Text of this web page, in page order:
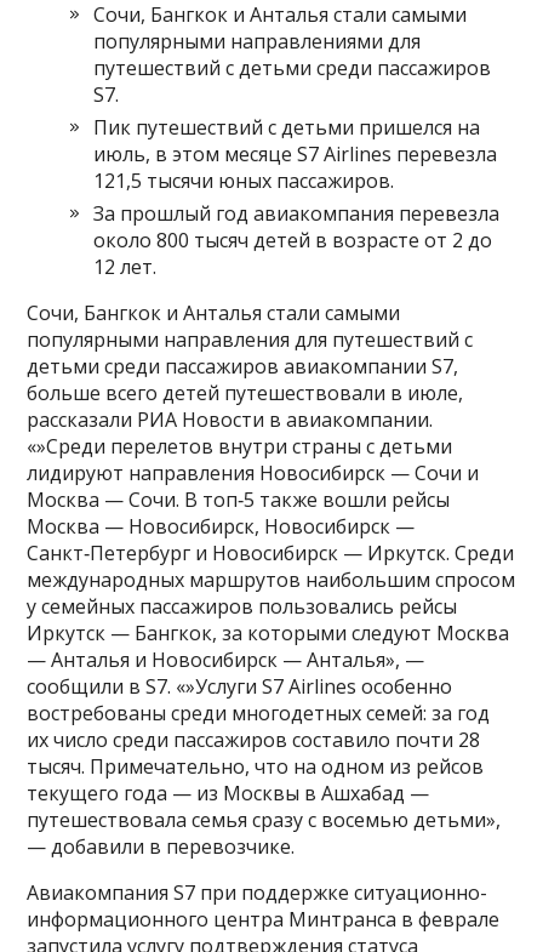
Сочи, Бангкок и Анталья стали самыми
популярными направлениями для
путешествий с детьми среди пассажиров
S7.
Пик путешествий с детьми пришелся на
июль, в этом месяце S7 Airlines перевезла
121,5 тысячи юных пассажиров.
За прошлый год авиакомпания перевезла
около 800 тысяч детей в возрасте от 2 до
12 лет.
Сочи, Бангкок и Анталья стали самыми
популярными направления для путешествий с
детьми среди пассажиров авиакомпании S7,
больше всего детей путешествовали в июле,
рассказали РИА Новости в авиакомпании.
«»Среди перелетов внутри страны с детьми
лидируют направления Новосибирск — Сочи и
Москва — Сочи. В топ‑5 также вошли рейсы
Москва — Новосибирск, Новосибирск —
Санкт‑Петербург и Новосибирск — Иркутск. Среди
международных маршрутов наибольшим спросом
у семейных пассажиров пользовались рейсы
Иркутск — Бангкок, за которыми следуют Москва
— Анталья и Новосибирск — Анталья», —
сообщили в S7. «»Услуги S7 Airlines особенно
востребованы среди многодетных семей: за год
их число среди пассажиров составило почти 28
тысяч. Примечательно, что на одном из рейсов
текущего года — из Москвы в Ашхабад —
путешествовала семья сразу с восемью детьми»,
— добавили в перевозчике.
Авиакомпания S7 при поддержке ситуационно-
информационного центра Минтранса в феврале
запустила услугу подтверждения статуса